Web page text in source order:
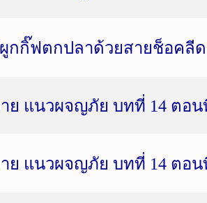
กกิ๊ฟตกปลาด้วยสายช็อคลี
ย แนวผจญภัย บทที่ 14 ตอน
ย แนวผจญภัย บทที่ 14 ตอน